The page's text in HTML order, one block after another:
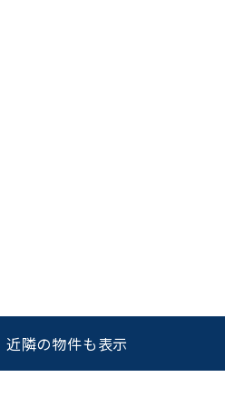
近隣の物件も表示